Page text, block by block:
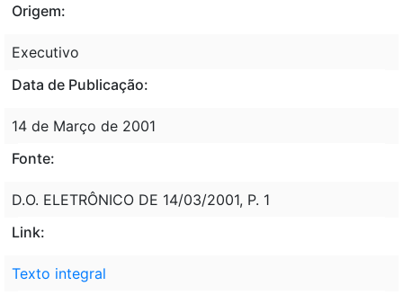
Origem:
Executivo
Data de Publicação:
14 de Março de 2001
Fonte:
D.O. ELETRÔNICO DE 14/03/2001, P. 1
Link:
Texto integral